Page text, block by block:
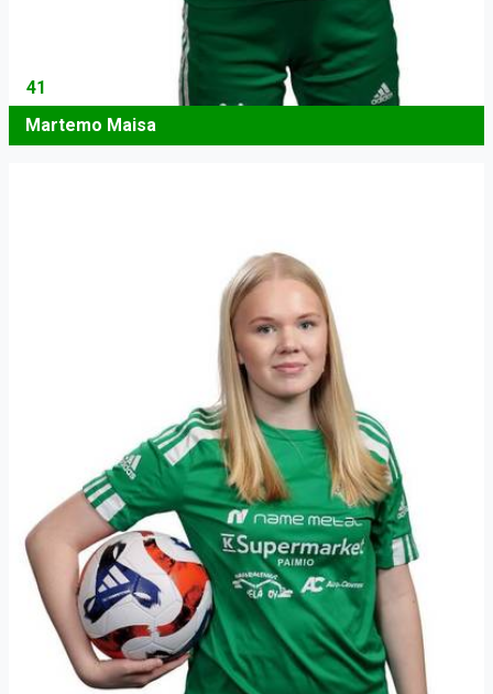
41
Martemo Maisa